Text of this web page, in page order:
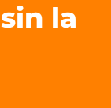
la